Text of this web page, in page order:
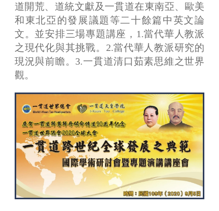
道開荒、道統文獻及一貫道在東南亞、歐美
和東北亞的發展議題等二十餘篇中英文論
文。並安排三場專題講座，1.當代華人教派
之現代化與其挑戰。2.當代華人教派研究的
現況與前瞻。3.一貫道清口茹素思維之世界
觀。